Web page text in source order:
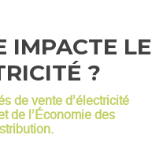
?
de vente d’électricité
de l’Économie des